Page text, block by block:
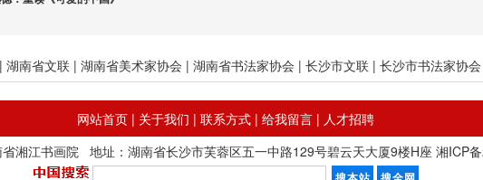
| 湖南省文联 | 湖南省美术家协会 | 湖南省书法家协会 | 长沙市文联 | 长沙市书法家协会
网站首页 | 关于我们 | 联系方式 | 给我留言 | 人才招聘
湘江书画院 地址：湖南省长沙市芙蓉区五一中路129号碧云天大厦9楼H座 湘ICP